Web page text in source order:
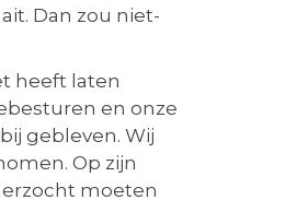
Dan zou niet-
heeft laten
en onze
gebleven. Wij
Op zijn
moeten